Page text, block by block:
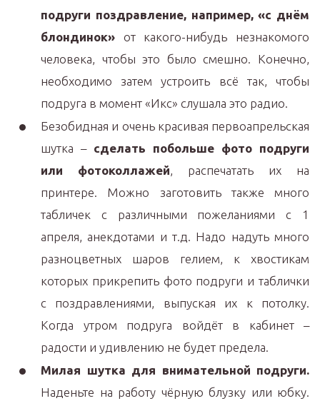
подруги поздравление, например, «с днём
блондинок» от какого-нибудь незнакомого
человека, чтобы это было смешно. Конечно,
необходимо затем устроить всё так, чтобы
подруга в момент «Икс» слушала это радио.
Безобидная и очень красивая первоапрельская
шутка – сделать побольше фото подруги
или фотоколлажей, распечатать их на
принтере. Можно заготовить также много
табличек с различными пожеланиями с 1
апреля, анекдотами и т.д. Надо надуть много
разноцветных шаров гелием, к хвостикам
которых прикрепить фото подруги и таблички
с поздравлениями, выпуская их к потолку.
Когда утром подруга войдёт в кабинет –
радости и удивлению не будет предела.
Милая шутка для внимательной подруги.
Наденьте на работу чёрную блузку или юбку.